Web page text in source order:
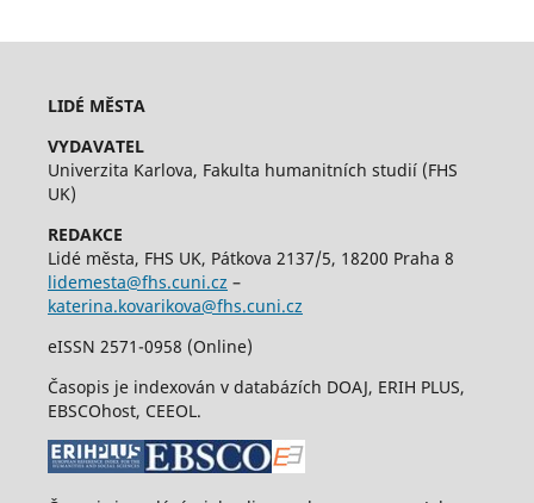
LIDÉ MĚSTA
VYDAVATEL
Univerzita Karlova, Fakulta humanitních studií (FHS
UK)
REDAKCE
Lidé města, FHS UK, Pátkova 2137/5, 18200 Praha 8
lidemesta@fhs.cuni.cz –
katerina.kovarikova@fhs.cuni.cz
eISSN 2571-0958 (Online)
Časopis je indexován v databázích DOAJ, ERIH PLUS,
EBSCOhost, CEEOL.